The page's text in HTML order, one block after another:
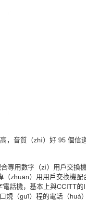
，音質（zhì）好 95 個信
用數字（zì）用戶交換
（zhuān）用用戶交換機
話機，基本上與CCITT的
規（guī）程的電話（huà